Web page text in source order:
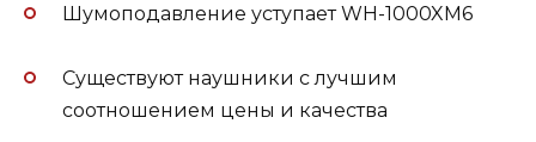
Шумоподавление уступает WH-1000XM6
Существуют наушники с лучшим
соотношением цены и качества